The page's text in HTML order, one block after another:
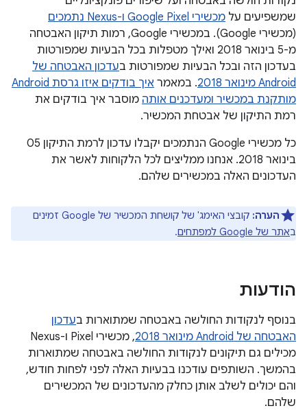
שמשפיעים על מכשירי Google Pixel ו-Nexus נתמכים
(מכשירי Google). במכשירי Google, רמות תיקון האבטחה
מ-5 בינואר 2018 ואילך מטפלות בכל הבעיות שמפורטות
בעדכון הזה ובכל הבעיות שמפורטות בעדכון האבטחה של
Android מינואר 2018
. במאמר
איך בודקים איזו גרסת Android
מותקנת במכשיר ומעדכנים אותה מוסבר איך בודקים את
רמת התיקון של אבטחת המכשיר.
כל מכשירי Google הנתמכים יקבלו עדכון לרמת התיקון 05
בינואר 2018. אנחנו ממליצים לכל הלקוחות לאשר את
העדכונים האלה במכשירים שלהם.
הערה:
קובצי האימג' של קושחת המכשיר של Google זמינים
באתר של Google למפתחים .
הודעות
בנוסף לנקודות החולשה באבטחה שמתוארות בעדכון
האבטחה של Android מינואר 2018
, מכשירי Pixel ו-Nexus
מכילים גם תיקונים לנקודות החולשה באבטחה שמתוארות
בהמשך. השותפים עודכנו בבעיות האלה לפני לפחות חודש,
והם יכולים לשלב אותן כחלק מהעדכונים של המכשירים
שלהם.